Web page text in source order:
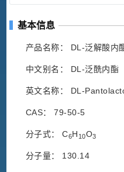
基本信息
产品名称： DL-泛解酸内
中文别名： DL-泛酰内酯
英文名称： DL-
CAS： 79-50-5
分子式： C6H 10O3
分子量： 130.14